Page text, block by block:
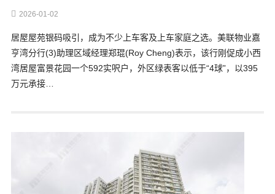
2026-01-02
居屋屋苑银码吸引，成为不少上车客及上车家庭之选。美联物业嘉
亨湾分行(3)助理区域经理郑琨(Roy Cheng)表示，该行刚促成小西
湾居屋富景花园一个592实呎户，外区绿表客以低于“4球”，以395
万元承接…